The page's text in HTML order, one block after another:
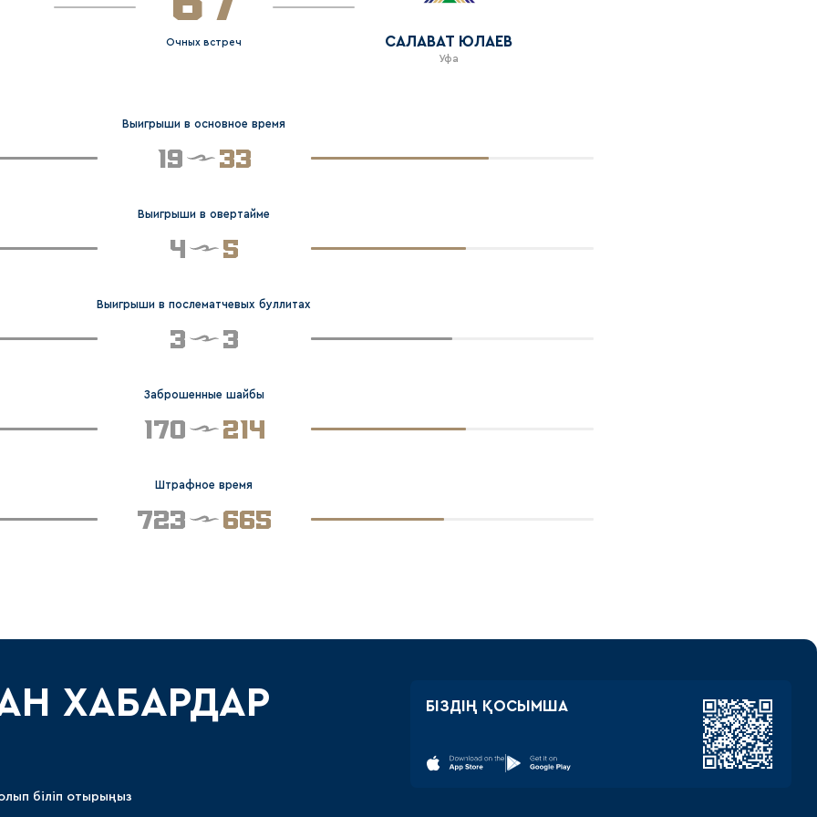
Очных встреч САЛАВАТ ЮЛАЕВ
Уфа
Выигрыши в основное время
19 33
Выигрыши в овертайме
4 5
Выигрыши в послематчевых буллитах
3 3
Заброшенные шайбы
170 214
Штрафное время
723 665
ХАБАРДАР
біліп отырыңыз
БІЗДІҢ ҚОСЫМША